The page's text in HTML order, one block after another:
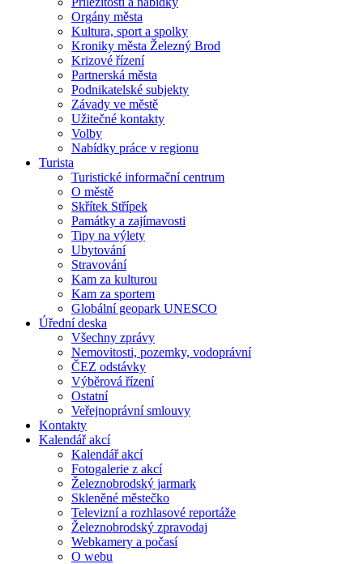
Orgány města
Kultura, sport a spolky
Kroniky města Železný Brod
Krizové řízení
Partnerská města
Podnikatelské subjekty
Závady ve městě
Užitečné kontakty
Volby
Nabídky práce v regionu
Turista
Turistické informační centrum
O městě
Skřítek Střípek
Památky a zajímavosti
Tipy na výlety
Ubytování
Stravování
Kam za kulturou
Kam za sportem
Globální geopark UNESCO
Úřední deska
Všechny zprávy
Nemovitosti, pozemky, vodoprávní
ČEZ odstávky
Výběrová řízení
Ostatní
Veřejnoprávní smlouvy
Kontakty
Kalendář akcí
Kalendář akcí
Fotogalerie z akcí
Železnobrodský jarmark
Skleněné městečko
Televizní a rozhlasové reportáže
Železnobrodský zpravodaj
Webkamery a počasí
O webu